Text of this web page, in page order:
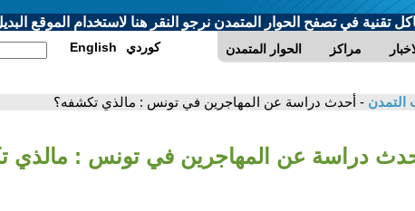
تقنية في تصفح الحوار المتمدن نرجو النقر هنا لاستخدام الموقع
الحوار المتمدن مراكز English كوردي
التمدن - أحدث دراسة عن المهاجرين في تونس : مالذي تكشفه؟
دراسة عن المهاجرين في تونس : مالذي